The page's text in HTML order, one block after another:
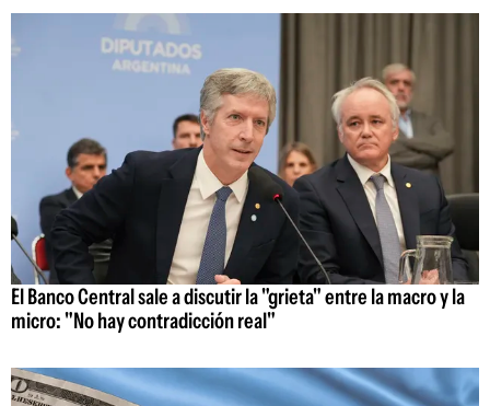
El Banco Central sale a discutir la "grieta" entre la macro y la
micro: "No hay contradicción real"